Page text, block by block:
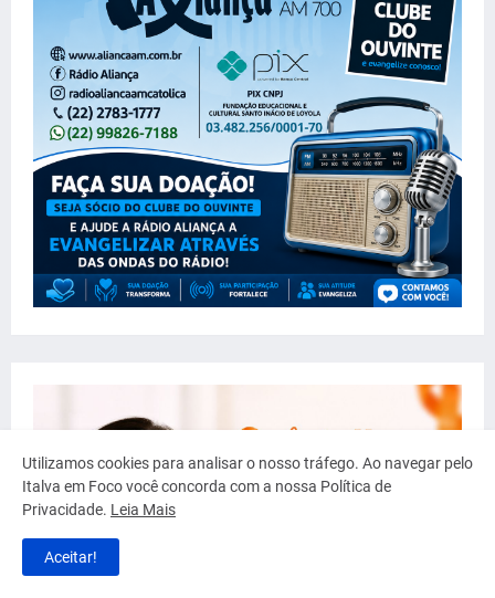
Utilizamos cookies para analisar o nosso tráfego. Ao navegar pelo
Italva em Foco você concorda com a nossa Política de
Privacidade. Leia Mais
Aceitar!